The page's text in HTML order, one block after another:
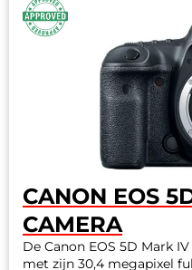
CANON EOS
CAMERA
De Canon EOS 5D Mark
met zijn 30,4 megapixel